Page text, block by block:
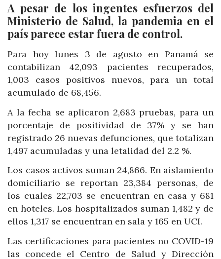
A pesar de los ingentes esfuerzos del
Ministerio de Salud, la pandemia en el
país parece estar fuera de control.
Para hoy lunes 3 de agosto en Panamá se
contabilizan 42,093 pacientes recuperados,
1,003 casos positivos nuevos, para un total
acumulado de 68,456.
A la fecha se aplicaron 2,683 pruebas, para un
porcentaje de positividad de 37% y se han
registrado 26 nuevas defunciones, que totalizan
1,497 acumuladas y una letalidad del 2.2 %.
Los casos activos suman 24,866. En aislamiento
domiciliario se reportan 23,384 personas, de
los cuales 22,703 se encuentran en casa y 681
en hoteles. Los hospitalizados suman 1,482 y de
ellos 1,317 se encuentran en sala y 165 en UCI.
Las certificaciones para pacientes no COVID-19
las concede el Centro de Salud y Dirección